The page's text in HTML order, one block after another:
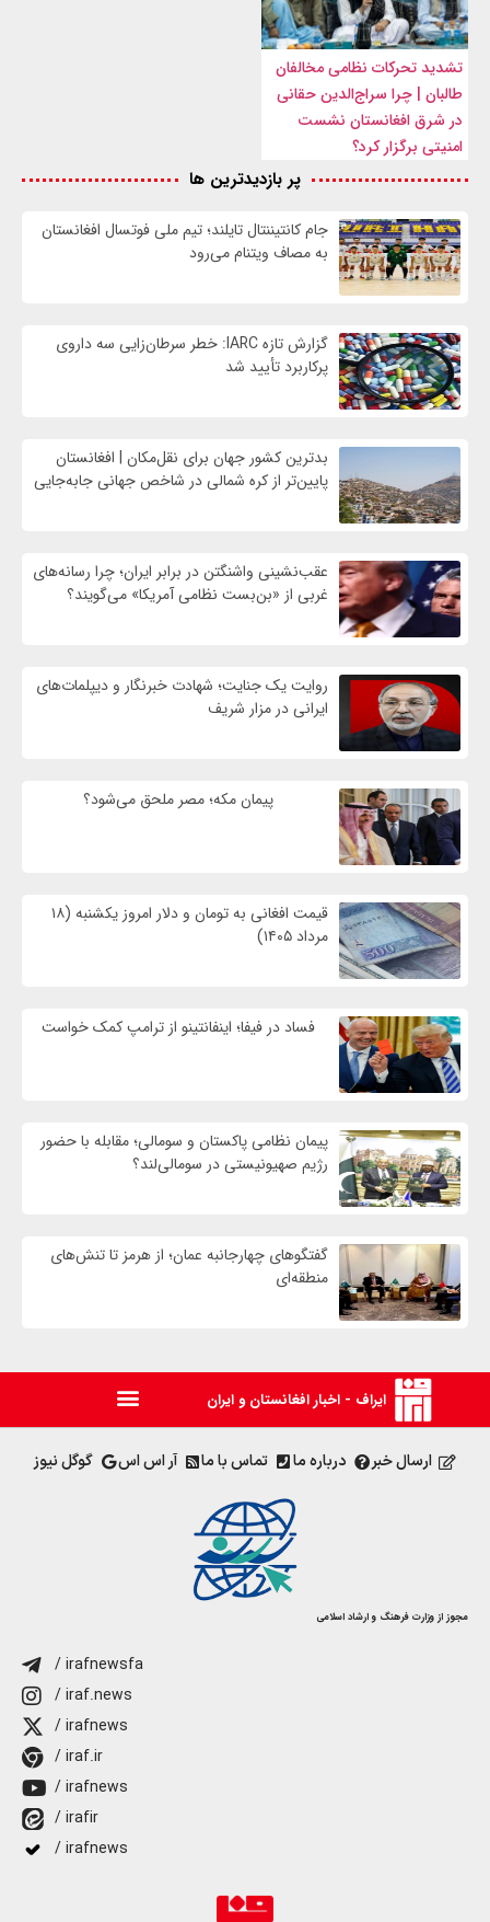
تشدید تحرکات نظامی مخالفان
طالبان | چرا سراج‌الدین حقانی
در شرق افغانستان نشست
امنیتی برگزار کرد؟
پر بازدیدترین ها
جام کانتیننتال تایلند؛ تیم ملی فوتسال افغانستان
به مصاف ویتنام می‌رود
گزارش تازه IARC: خطر سرطان‌زایی سه داروی
پرکاربرد تأیید شد
بدترین کشور جهان برای نقل‌مکان | افغانستان
پایین‌تر از کره شمالی در شاخص جهانی جابه‌جایی
عقب‌نشینی واشنگتن در برابر ایران؛ چرا رسانه‌های
غربی از «بن‌بست نظامی آمریکا» می‌گویند؟
روایت یک جنایت؛ شهادت خبرنگار و دیپلمات‌های
ایرانی در مزار شریف
پیمان مکه؛ مصر ملحق می‌شود؟
قیمت افغانی به تومان و دلار امروز یکشنبه (۱۸
مرداد ۱۴۰۵)
فساد در فیفا؛ اینفانتینو از ترامپ کمک خواست
پیمان نظامی پاکستان و سومالی؛ مقابله با حضور
رژيم صهیونیستی در سومالی‌لند؟
گفتگوهای چهارجانبه عمان؛ از هرمز تا تنش‌های
منطقه‌ای
ایراف - اخبار افغانستان و ایران
ارسال خبر درباره ما تماس با ما آر اس اس گوگل نیوز
مجوز از وزارت فرهنگ و ارشاد اسلامی
/ irafnewsfa
/ iraf.news
/ irafnews
/ iraf.ir
/ irafnews
/ irafir
/ irafnews